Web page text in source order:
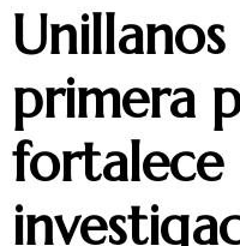
primera
fortalece